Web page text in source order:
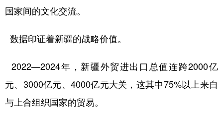
国家间的文化交流。
数据印证着新疆的战略价值。
2022—2024年，新疆外贸进出口总值连跨2000亿
元、3000亿元、4000亿元大关，这其中75%以上来自
与上合组织国家的贸易。